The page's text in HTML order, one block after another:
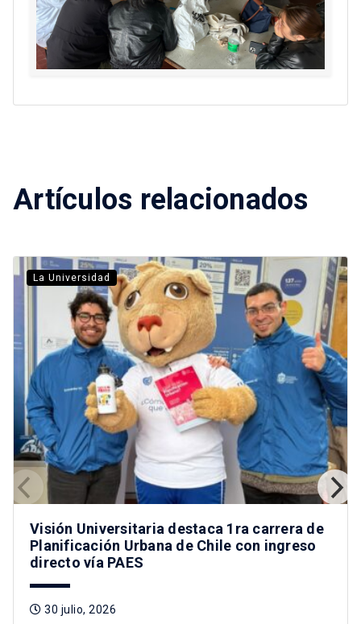
Artículos relacionados
La Universidad
Visión Universitaria destaca 1ra carrera de
Planificación Urbana de Chile con ingreso
directo vía PAES
30 julio, 2026